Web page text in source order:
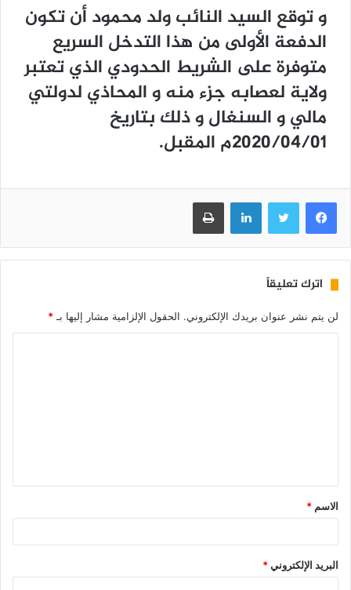
و توقع السيد النائب ولد محمود أن تكون
الدفعة الأولى من هذا التدخل السريع
متوفرة على الشريط الحدودي الذي تعتبر
ولاية لعصابه جزء منه و المحاذي لدولتي
مالي و السنغال و ذلك بتاريخ
2020/04/01م المقبل.
فيسبوك تويتر لينكدإن طباعة
اترك تعليقاً
لن يتم نشر عنوان بريدك الإلكتروني. الحقول الإلزامية مشار إليها بـ*
الاسم *
البريد الإلكتروني*